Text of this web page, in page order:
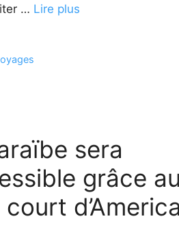
… Lire plus
sera
grâce